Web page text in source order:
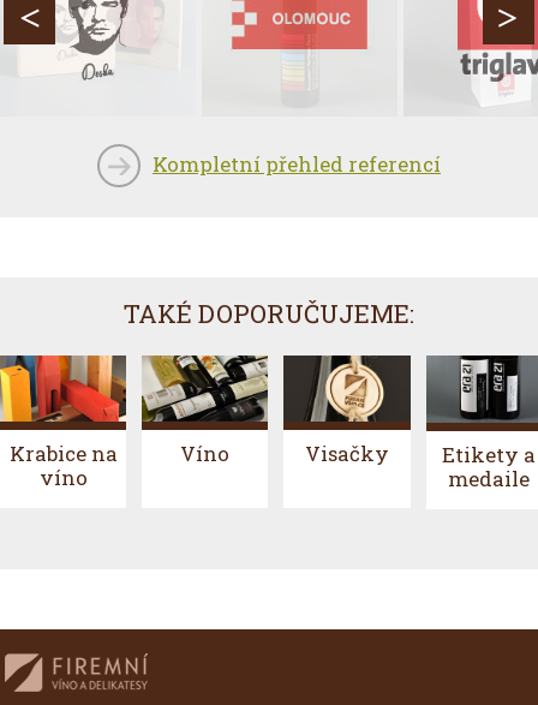
Kompletní přehled referencí
TAKÉ DOPORUČUJEME:
Krabice na
víno
Víno Visačky
Etikety a
medaile